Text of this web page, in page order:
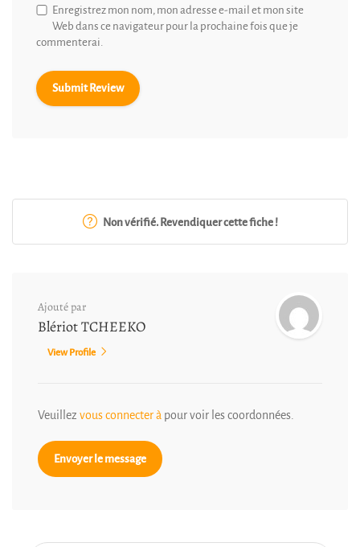
Enregistrez mon nom, mon adresse e-mail et mon site
Web dans ce navigateur pour la prochaine fois que je
commenterai.
Non vérifié. Revendiquer cette fiche !
Ajouté par
Blériot TCHEEKO
View Profile
Veuillez vous connecter à pour voir les coordonnées.
Envoyer le message